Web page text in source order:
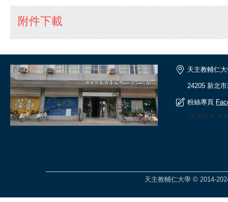
附件下載
天主教輔仁
24205 新北
粉絲專頁
天主教輔仁大學 © 2014-